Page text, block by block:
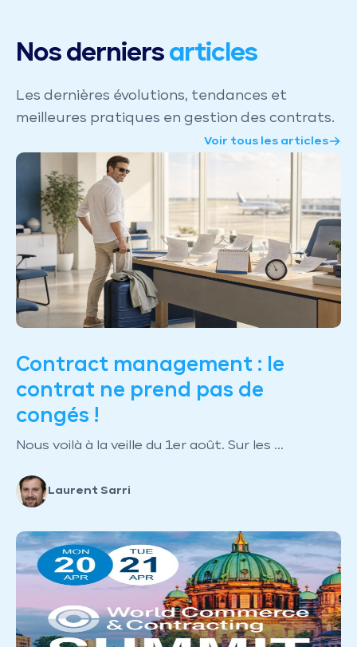
Nos derniers articles
Les dernières évolutions, tendances et
meilleures pratiques en gestion des contrats.
Voir tous les articles
Contract management : le
contrat ne prend pas de
congés !
Nous voilà à la veille du 1er août. Sur les ...
Laurent Sarri